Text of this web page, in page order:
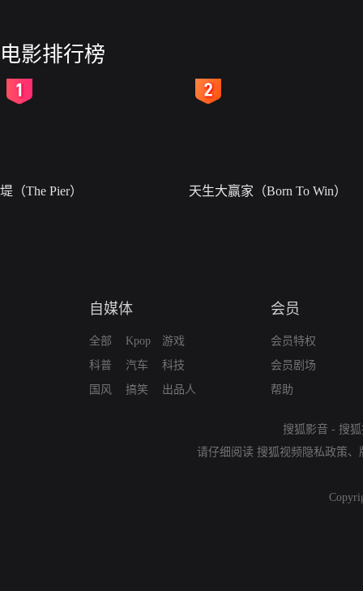
电影排行榜
堤（The Pier） 天生大赢家（Born To Win）
自媒体
全部
科普
国风
Kpop
汽车
搞笑
游戏
科技
出品人
会员
会员特权
会员剧场
帮助
搜狐影音 - 搜
请仔细阅读 搜狐视频隐私政策、